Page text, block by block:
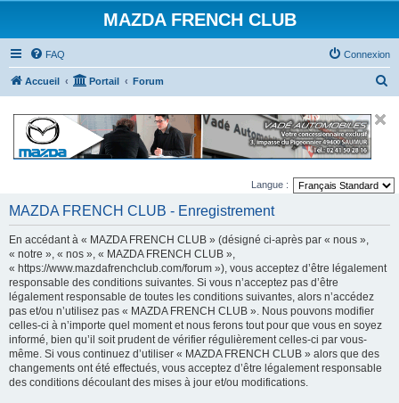
MAZDA FRENCH CLUB
FAQ Connexion
Accueil Portail Forum
r
Langue :
MAZDA FRENCH CLUB - Enregistrement
En accédant à « MAZDA FRENCH CLUB » (désigné ci-après par « nous »,
« notre », « nos », « MAZDA FRENCH CLUB »,
« https://www.mazdafrenchclub.com/forum »), vous acceptez d’être légalement
responsable des conditions suivantes. Si vous n’acceptez pas d’être
légalement responsable de toutes les conditions suivantes, alors n’accédez
pas et/ou n’utilisez pas « MAZDA FRENCH CLUB ». Nous pouvons modifier
celles-ci à n’importe quel moment et nous ferons tout pour que vous en soyez
informé, bien qu’il soit prudent de vérifier régulièrement celles-ci par vous-
même. Si vous continuez d’utiliser « MAZDA FRENCH CLUB » alors que des
changements ont été effectués, vous acceptez d’être légalement responsable
des conditions découlant des mises à jour et/ou modifications.